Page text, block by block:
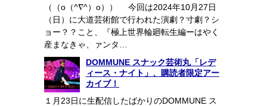
（（o（^∇^）o）） 今回は2024年10月27日
（日）に大道芸術館で行われた演劇？寸劇？シ
ョー？？こと、『極上世界輪廻転生編ーはやく
産まなきゃ、ァンタ…
DOMMUNE スナック芸術丸「レデ
ィース・ナイト」、購読者限定アー
カイブ！
１月23日に生配信したばかりのDOMMUNE ス